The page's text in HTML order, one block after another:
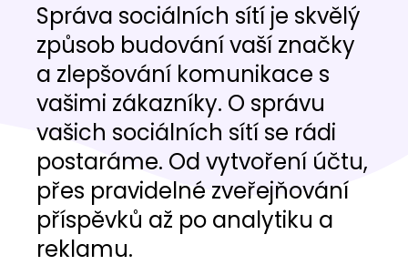
Správa sociálních sítí je skvělý
způsob budování vaší značky
a zlepšování komunikace s
vašimi zákazníky. O správu
vašich sociálních sítí se rádi
postaráme. Od vytvoření účtu,
přes pravidelné zveřejňování
příspěvků až po analytiku a
reklamu.